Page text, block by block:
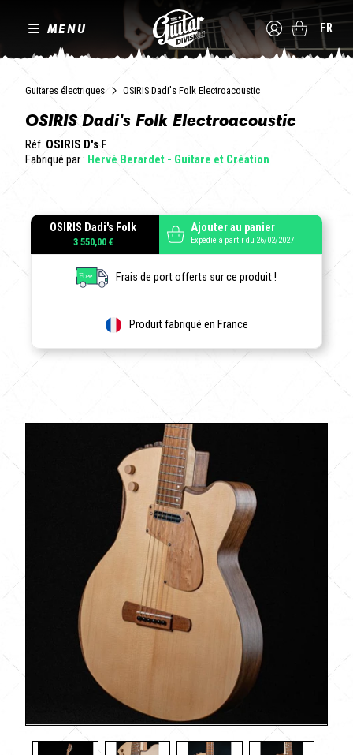
MENU FR
Guitares électriques OSIRIS Dadi's Folk Electroacoustic
OSIRIS Dadi's Folk Electroacoustic
Réf. OSIRIS D's F
Fabriqué par : Hervé Berardet - Guitare et Création
OSIRIS Dadi's Folk
3 550,00 €
Ajouter au panier
Expédié à partir du 26/02/2027
Frais de port offerts sur ce produit !
Produit fabriqué en France